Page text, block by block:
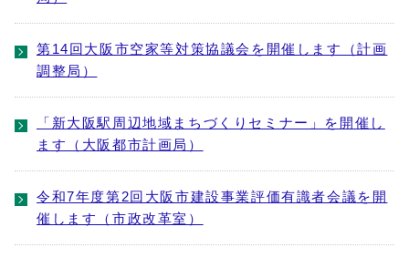
第14回大阪市空家等対策協議会を開催します（計画
調整局）
「新大阪駅周辺地域まちづくりセミナー」を開催し
ます（大阪都市計画局）
令和7年度第2回大阪市建設事業評価有識者会議を開
催します（市政改革室）